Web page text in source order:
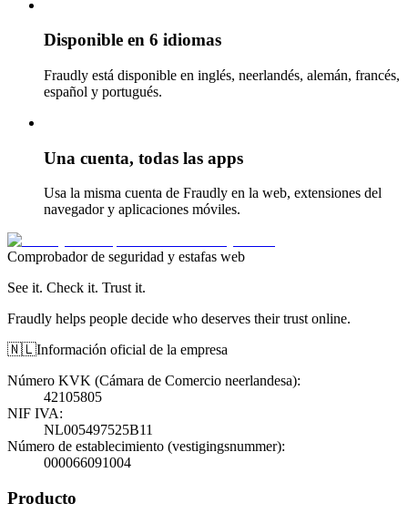
Disponible en 6 idiomas
Fraudly está disponible en inglés, neerlandés, alemán, francés,
español y portugués.
Una cuenta, todas las apps
Usa la misma cuenta de Fraudly en la web, extensiones del
navegador y aplicaciones móviles.
Comprobador de seguridad y estafas web
See it. Check it. Trust it.
Fraudly helps people decide who deserves their trust online.
🇳🇱Información oficial de la empresa
Número KVK (Cámara de Comercio neerlandesa):
42105805
NIF IVA:
NL005497525B11
Número de establecimiento (vestigingsnummer):
000066091004
Producto